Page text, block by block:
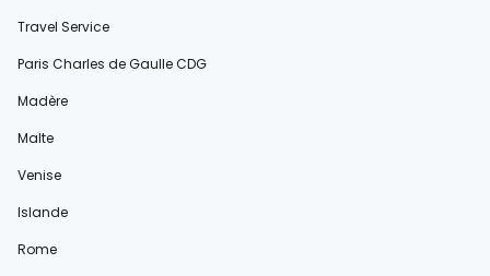
Travel Service
Paris Charles de Gaulle CDG
Madère
Malte
Venise
Islande
Rome